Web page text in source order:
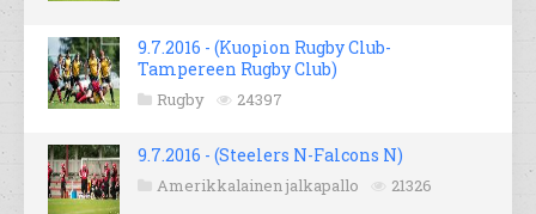
9.7.2016 - (Kuopion Rugby Club-
Tampereen Rugby Club)
Rugby 24397
9.7.2016 - (Steelers N-Falcons N)
Amerikkalainen jalkapallo 21326